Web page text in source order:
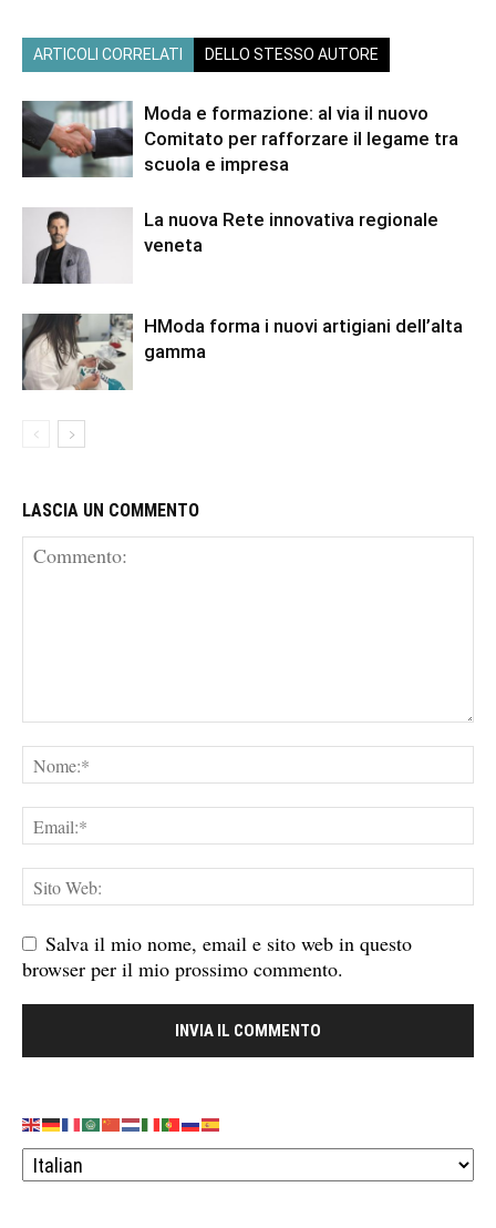
ARTICOLI CORRELATI DELLO STESSO AUTORE
Moda e formazione: al via il nuovo
Comitato per rafforzare il legame tra
scuola e impresa
La nuova Rete innovativa regionale
veneta
HModa forma i nuovi artigiani dell’alta
gamma
LASCIA UN COMMENTO
Salva il mio nome, email e sito web in questo
browser per il mio prossimo commento.